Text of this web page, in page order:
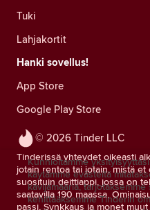
© 2026 Tinder LLC
Tinderissä yhteydet oikeasti
jotain rentoa tai jotain, mistä et
suosituin deittiappi, jossa on
saatavilla 190 maassa.
passi, Synkkaus ja monet
Tuki
Lahjakortit
Hanki sovellus!
App Store
Google Play Store
Kunnioitamme
käytämme evästeitä
kävijämääriä,
kehittääksemme Tinderin